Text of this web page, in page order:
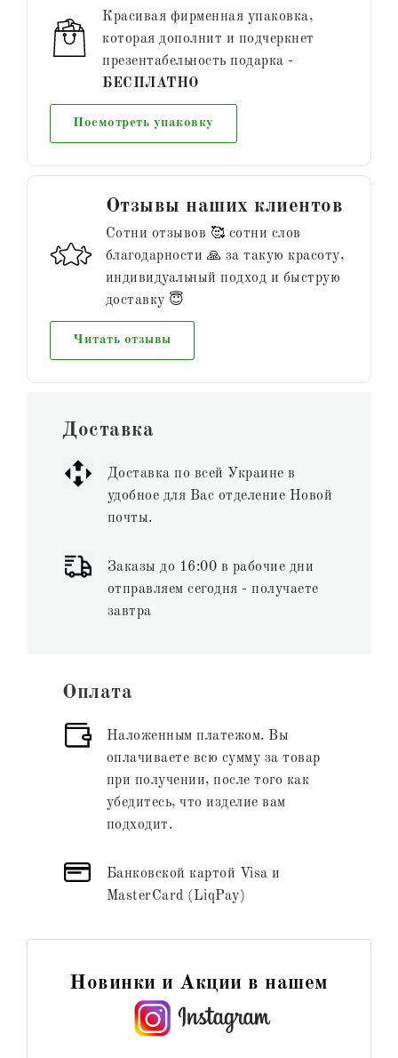
Красивая фирменная упаковка,
которая дополнит и подчеркнет
презентабельность подарка -
БЕСПЛАТНО
Посмотреть упаковку
Отзывы наших клиентов
Сотни отзывов 🥰 сотни слов
благодарности 🙏 за такую красоту,
индивидуальный подход и быструю
доставку 😇
Читать отзывы
Доставка
Доставка по всей Украине в
удобное для Вас отделение Новой
почты.
Заказы до 16:00 в рабочие дни
отправляем сегодня - получаете
завтра
Оплата
Наложенным платежом. Вы
оплачиваете всю сумму за товар
при получении, после того как
убедитесь, что изделие вам
подходит.
Банковской картой Visa и
MasterCard (LiqPay)
Новинки и Акции в нашем